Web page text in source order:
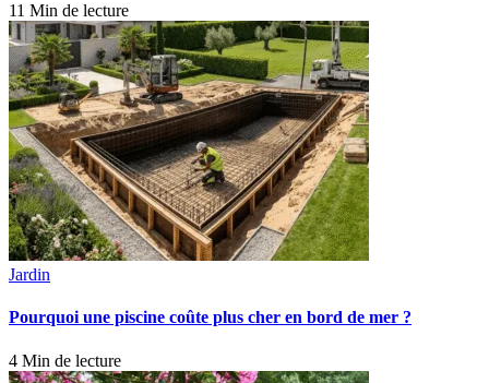
11 Min de lecture
Jardin
Pourquoi une piscine coûte plus cher en bord de mer ?
4 Min de lecture